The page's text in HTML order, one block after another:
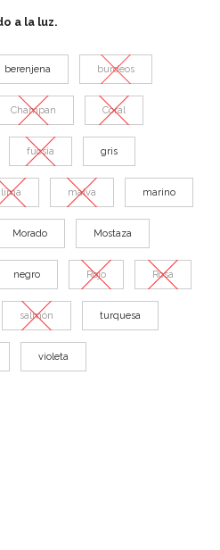
a la luz.
berenjena burdeos
Champan Coral
fucsia gris
lima malva marino
Morado Mostaza
negro Rojo Rosa
salmón turquesa
violeta